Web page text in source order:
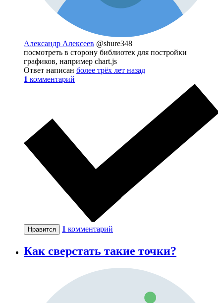
Александр Алексеев @shure348
посмотреть в сторону библиотек для постройки
графиков, например chart.js
Ответ написан более трёх лет назад
1 комментарий
Нравится 1 комментарий
Как сверстать такие точки?